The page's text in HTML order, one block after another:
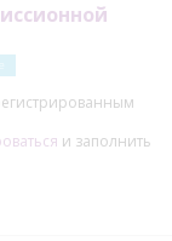
и заполнить